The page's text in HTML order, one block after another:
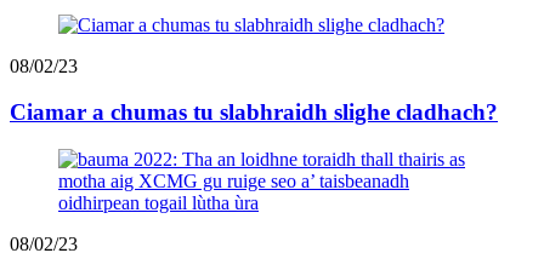
08/02/23
Ciamar a chumas tu slabhraidh slighe cladhach?
08/02/23